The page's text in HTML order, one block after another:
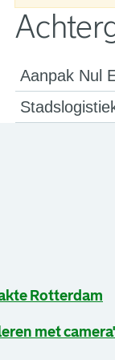
Aanpak Nul
Rotterdam
met